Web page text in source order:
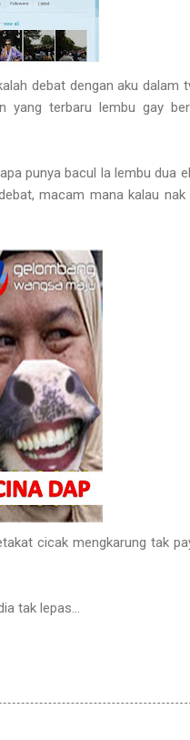
debat dengan aku dalam
yang terbaru lembu gay
punya bacul la lembu dua
macam mana kalau nak
cicak mengkarung tak
tak lepas...